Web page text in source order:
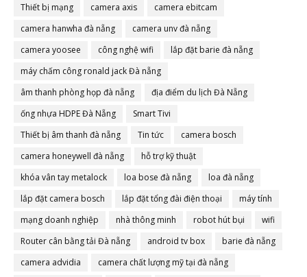
Thiết bị mạng camera axis
camera ebitcam
camera hanwha đà nẵng
camera unv đà nẵng
camera yoosee
công nghệ wifi
lắp đặt barie đà nẵng
máy chấm công ronald jack Đà nẵng
âm thanh phòng họp đà nẵng
địa điểm du lịch Đà Nẵng
ống nhựa HDPE Đà Nẵng
Smart Tivi
Thiết bị âm thanh đà nẵng
Tin tức
camera bosch
camera honeywell đà nẵng
hỗ trợ kỹ thuật
khóa vân tay metalock
loa bose đà nẵng
loa đà nẵng
lắp đặt camera bosch
lắp đặt tổng đài điện thoại
máy tính
mạng doanh nghiệp
nhà thông minh robot hút bụi
wifi
Router cân bằng tải Đà nẵng
android tv box
barie đà nẵng
camera advidia
camera chất lượng mỹ tại đà nẵng